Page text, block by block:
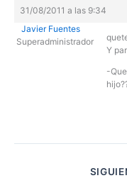
31/08/2011 a las 9:34
Javier Fuentes
Superadministrador
Y
-